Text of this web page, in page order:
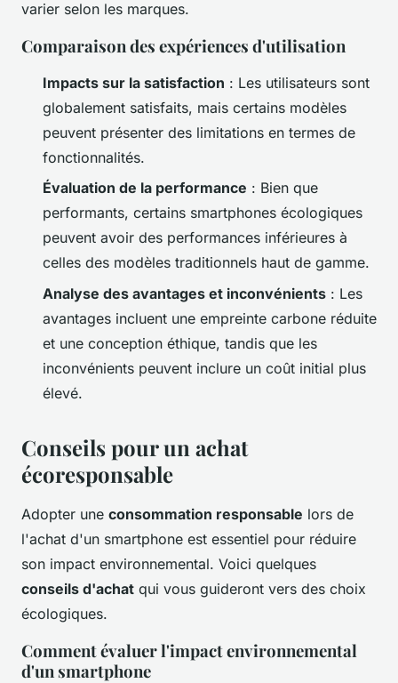
varier selon les marques.
Comparaison des expériences d'utilisation
Impacts sur la satisfaction : Les utilisateurs sont
globalement satisfaits, mais certains modèles
peuvent présenter des limitations en termes de
fonctionnalités.
Évaluation de la performance : Bien que
performants, certains smartphones écologiques
peuvent avoir des performances inférieures à
celles des modèles traditionnels haut de gamme.
Analyse des avantages et inconvénients : Les
avantages incluent une empreinte carbone réduite
et une conception éthique, tandis que les
inconvénients peuvent inclure un coût initial plus
élevé.
Conseils pour un achat
écoresponsable
Adopter une consommation responsable lors de
l'achat d'un smartphone est essentiel pour réduire
son impact environnemental. Voici quelques
conseils d'achat qui vous guideront vers des choix
écologiques.
Comment évaluer l'impact environnemental
d'un smartphone